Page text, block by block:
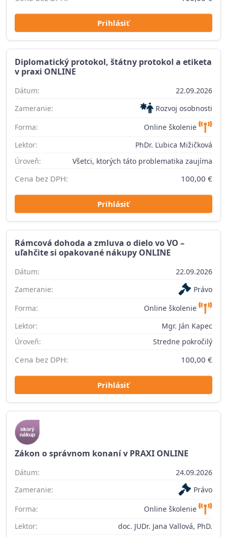
Prihlásiť
Diplomatický protokol, štátny protokol a etiketa
v praxi ONLINE
Dátum:
22.09.2026
Zameranie:
Rozvoj osobnosti
Forma:
Online školenie
Lektor:
PhDr. Ľubica Mižičková
Úroveň:
Všetci, ktorých táto problematika zaujíma
Cena bez DPH: 100,00 €
Prihlásiť
Rámcová dohoda a zmluva o dielo vo VO –
uľahčite si opakované nákupy ONLINE
Dátum:
22.09.2026
Zameranie:
Právo
Forma:
Online školenie
Lektor:
Mgr. Ján Kapec
Úroveň:
Stredne pokročilý
Cena bez DPH: 100,00 €
Prihlásiť
Zákon o správnom konaní v PRAXI ONLINE
Dátum:
24.09.2026
Zameranie:
Právo
Forma:
Online školenie
Lektor:
doc. JUDr. Jana Vallová, PhD.